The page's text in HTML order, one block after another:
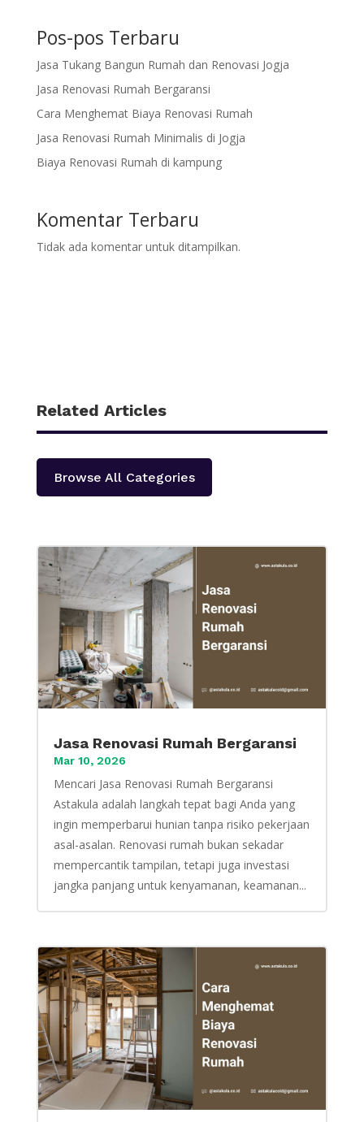
Pos-pos Terbaru
Jasa Tukang Bangun Rumah dan Renovasi Jogja
Jasa Renovasi Rumah Bergaransi
Cara Menghemat Biaya Renovasi Rumah
Jasa Renovasi Rumah Minimalis di Jogja
Biaya Renovasi Rumah di kampung
Komentar Terbaru
Tidak ada komentar untuk ditampilkan.
Related Articles
Browse All Categories
Jasa Renovasi Rumah Bergaransi
Mar 10, 2026
Mencari Jasa Renovasi Rumah Bergaransi
Astakula adalah langkah tepat bagi Anda yang
ingin memperbarui hunian tanpa risiko pekerjaan
asal-asalan. Renovasi rumah bukan sekadar
mempercantik tampilan, tetapi juga investasi
jangka panjang untuk kenyamanan, keamanan...